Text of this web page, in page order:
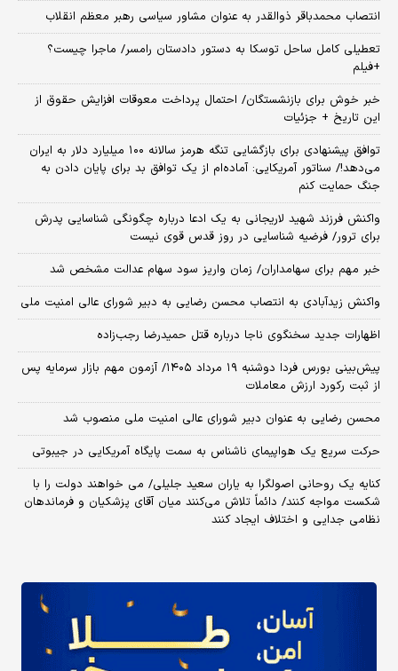
انتصاب محمدباقر ذوالقدر به عنوان مشاور سیاسی رهبر معظم انقلاب
تعطیلی کامل ساحل توسکا به دستور دادستان رامسر/ ماجرا چیست؟
+فیلم
خبر خوش برای بازنشستگان/ احتمال پرداخت معوقات افزایش حقوق از
این تاریخ + جزئیات
توافق پیشنهادی برای بازگشایی تنگه هرمز سالانه ۱۰۰ میلیارد دلار به ایران
می‌دهد!/ سناتور آمریکایی: آماده‌ام از یک توافق بد برای پایان دادن به
جنگ حمایت کنم
واکنش فرزند شهید لاریجانی به یک ادعا درباره چگونگی شناسایی پدرش
برای ترور/ فرضیه شناسایی در روز قدس قوی نیست
خبر مهم برای سهامداران/ زمان واریز سود سهام عدالت مشخص شد
واکنش زیدآبادی به انتصاب محسن رضایی به دبیر شورای عالی امنیت ملی
اظهارات جدید سخنگوی ناجا درباره قتل حمیدرضا رجب‌زاده
​پیش‌بینی بورس فردا دوشنبه ۱۹ مرداد ۱۴۰۵/ آزمون مهم بازار سرمایه پس
از ثبت رکورد ارزش معاملات
محسن رضایی به عنوان دبیر شورای عالی امنیت ملی منصوب شد
حرکت سریع یک هواپیمای ناشناس به سمت پایگاه آمریکایی در جیبوتی
کنایه یک روحانی اصولگرا به یاران سعید جلیلی/ می خواهند دولت را با
شکست مواجه کنند/ دائماً تلاش می‌کنند میان آقای پزشکیان و فرماندهان
نظامی جدایی و اختلاف ایجاد کنند